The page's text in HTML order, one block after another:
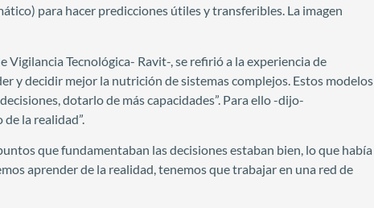
para hacer predicciones útiles y transferibles. La imagen
Tecnológica- Ravit-, se refirió a la experiencia de
y decidir mejor la nutrición de sistemas complejos. Estos modelos
dotarlo de más capacidades”. Para ello -dijo-
la realidad”.
que fundamentaban las decisiones estaban bien, lo que había
aprender de la realidad, tenemos que trabajar en una red de